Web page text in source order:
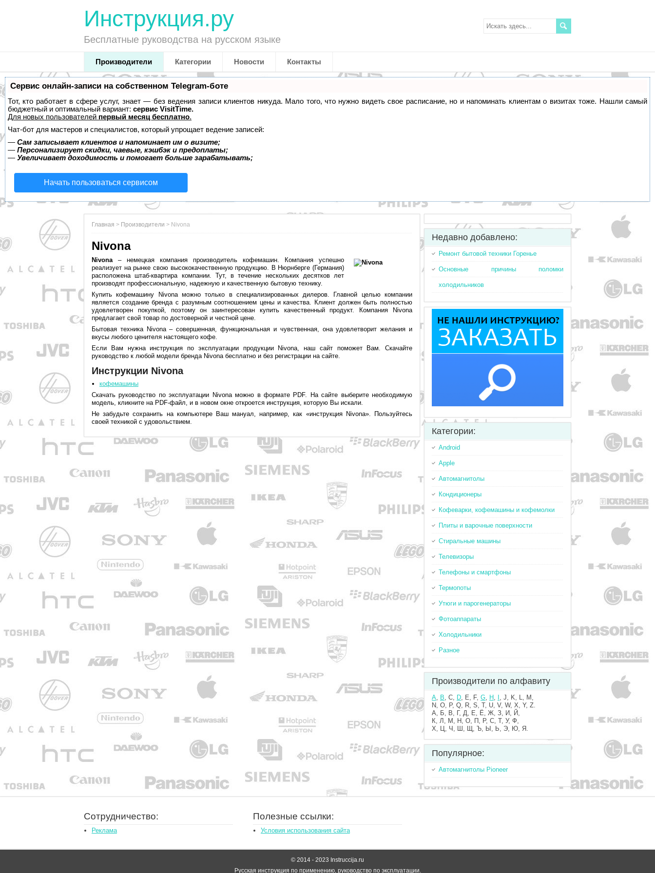
Инструкция.ру
Бесплатные руководства на русском языке
Производители Категории Новости Контакты
Сервис онлайн-записи на собственном Telegram-боте
Тот, кто работает в сфере услуг, знает — без ведения записи клиентов никуда. Мало того, что нужно видеть свое расписание, но и напоминать клиентам о визитах тоже. Нашли самый
бюджетный и оптимальный вариант: сервис VisitTime.
Для новых пользователей первый месяц бесплатно.
Чат-бот для мастеров и специалистов, который упрощает ведение записей:
— Сам записывает клиентов и напоминает им о визите;
— Персонализирует скидки, чаевые, кэшбэк и предоплаты;
— Увеличивает доходимость и помогает больше зарабатывать;
Начать пользоваться сервисом
Главная > Производители > Nivona
Nivona
Nivona– немецкая компания производитель кофемашин. Компания успешно
реализует на рынке свою высококачественную продукцию. В Нюрнберге (Германия)
расположена штаб-квартира компании. Тут, в течение нескольких десятков лет
производят профессиональную, надежную и качественную бытовую технику.
Купить кофемашину Nivona можно только в специализированных дилеров. Главной целью компании
является создание бренда с разумным соотношением цены и качества. Клиент должен быть полностью
удовлетворен покупкой, поэтому он заинтересован купить качественный продукт. Компания Nivona
предлагает свой товар по достоверной и честной цене.
Бытовая техника Nivona – совершенная, функциональная и чувственная, она удовлетворит желания и
вкусы любого ценителя настоящего кофе.
Если Вам нужна инструкция по эксплуатации продукции Nivona, наш сайт поможет Вам. Скачайте
руководство к любой модели бренда Nivona бесплатно и без регистрации на сайте.
Инструкции Nivona
кофемашины
Скачать руководство по эксплуатации Nivona можно в формате PDF. На сайте выберите необходимую
модель, кликните на PDF-файл, и в новом окне откроется инструкция, которую Вы искали.
Не забудьте сохранить на компьютере Ваш мануал, например, как «инструкция Nivona». Пользуйтесь
своей техникой с удовольствием.
Недавно добавлено:
Ремонт бытовой техники Горенье
Основные причины поломки
холодильников
Категории:
Android
Apple
Автомагнитолы
Кондиционеры
Кофеварки, кофемашины и кофемолки
Плиты и варочные поверхности
Стиральные машины
Телевизоры
Телефоны и смартфоны
Термопоты
Утюги и парогенераторы
Фотоаппараты
Холодильники
Разное
Производители по алфавиту
A, B, C, D, E, F, G, H,
, J, K, L, M,
N, O, P, Q, R, S, T, U, V, W, X, Y, Z.
А, Б, В, Г, Д, Е, Ё, Ж, З, И, Й,
К, Л, М, Н, О, П, Р, С, Т, У, Ф,
Х, Ц, Ч, Ш, Щ, Ъ, Ы, Ь, Э, Ю, Я.
Популярное:
Автомагнитолы Pioneer
Сотрудничество:
Реклама
Полезные ссылки:
Условия использования сайта
© 2014 - 2023 Instruccija.ru
Русская инструкция по применению, руководство по эксплуатации.